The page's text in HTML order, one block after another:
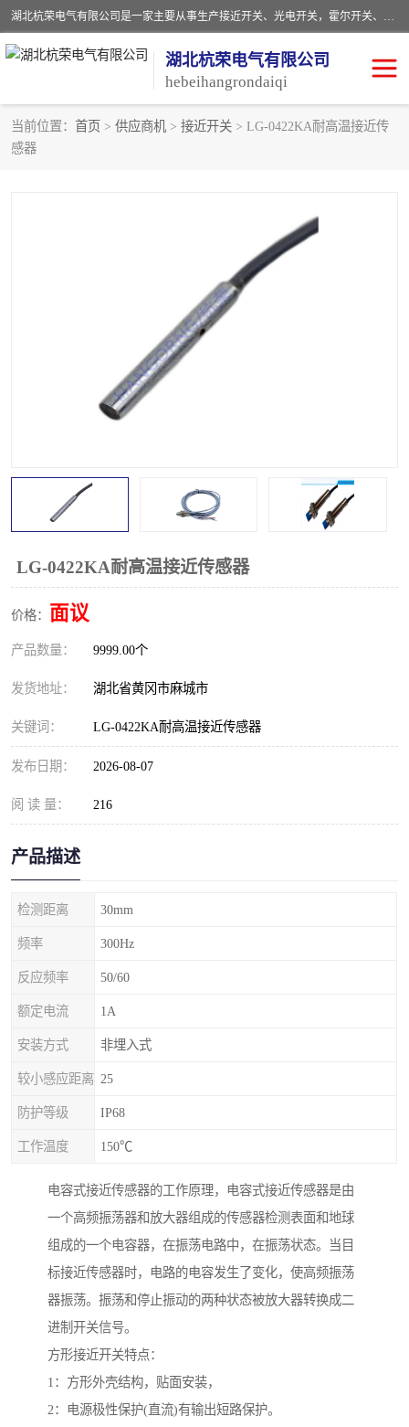
湖北杭荣电气有限公司是一家主要从事生产接近开关、光电开关，霍尔开关、两级跑偏开关、双向拉绳开关、速度监测器、皮带打滑开关、阻旋式料位开关、皮带纵向撕裂开关、溜槽堵塞开关、声光报警器、矿用磁性井筒开关等，主营行业：电气设备、仪器仪表制造, 高低压电器，成套电气设备，矿用防爆机电设备，皮带机综合保护系统，防爆电器，传感器，工矿配件，电器配件，自动化工业机器人的研发，制造，加工销售。
湖北杭荣电气有限公司
hebeihangrondaiqi
当前位置： 首页 > 供应商机 > 接近开关 > LG-0422KA耐高温接近传
感器
LG-0422KA耐高温接近传感器
价格： 面议
产品数量： 9999.00个
发货地址： 湖北省黄冈市麻城市
关键词： LG-0422KA耐高温接近传感器
发布日期： 2026-08-07
阅 读 量： 216
产品描述
检测距离 30mm
频率 300Hz
反应频率 50/60
额定电流 1A
安装方式 非埋入式
较小感应距离 25
防护等级 IP68
工作温度 150℃
电容式接近传感器的工作原理，电容式接近传感器是由
一个高频振荡器和放大器组成的传感器检测表面和地球
组成的一个电容器，在振荡电路中，在振荡状态。当目
标接近传感器时，电路的电容发生了变化，使高频振荡
器振荡。振荡和停止振动的两种状态被放大器转换成二
进制开关信号。
方形接近开关特点：
1：方形外壳结构，贴面安装，
2：电源极性保护(直流)有输出短路保护。
阻旋料位开关
声光报警器
滑线指示灯
溜槽堵塞检测开关
限位开关 速度检测器
速度传感器
微电脑超速开关